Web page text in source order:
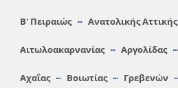
Β′ Πειραιώς Ανατολικής Αττικής
Αιτωλοακαρνανίας Αργολίδας
Αχαΐας Βοιωτίας Γρεβενών